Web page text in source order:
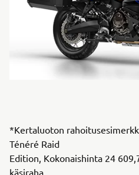
*Kertaluoton
Ténéré Raid
Edition, Kokonaishinta 24
käsiraha